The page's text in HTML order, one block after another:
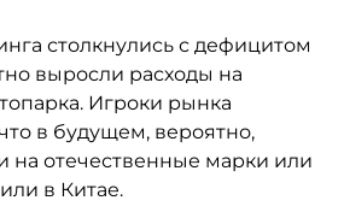
столкнулись с дефицитом
выросли расходы на
Игроки рынка
в будущем, вероятно,
на отечественные марки или
в Китае.